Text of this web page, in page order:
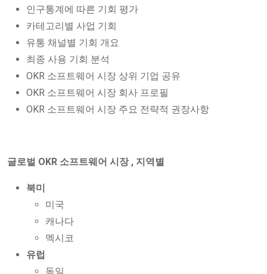
인구통계에 따른 기회 평가
카테고리별 사업 기회
유통 채널별 기회 개요
최종 사용 기회 분석
OKR 소프트웨어 시장 상위 기업 공유
OKR 소프트웨어 시장 회사 프로필
OKR 소프트웨어 시장 주요 전략적 권장사항
글로벌 OKR 소프트웨어 시장 , 지역별
북미
미국
캐나다
멕시코
유럽
독일